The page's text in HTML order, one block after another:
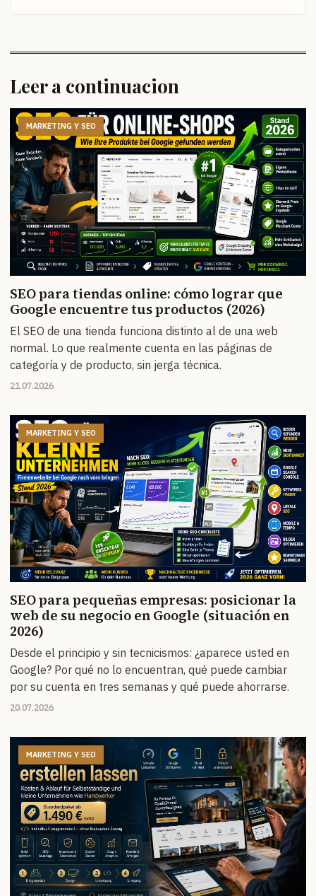
Leer a continuacion
MARKETING Y SEO
SEO para tiendas online: cómo lograr que
Google encuentre tus productos (2026)
El SEO de una tienda funciona distinto al de una web
normal. Lo que realmente cuenta en las páginas de
categoría y de producto, sin jerga técnica.
21.07.2026
MARKETING Y SEO
SEO para pequeñas empresas: posicionar la
web de su negocio en Google (situación en
2026)
Desde el principio y sin tecnicismos: ¿aparece usted en
Google? Por qué no lo encuentran, qué puede cambiar
por su cuenta en tres semanas y qué puede ahorrarse.
20.07.2026
MARKETING Y SEO